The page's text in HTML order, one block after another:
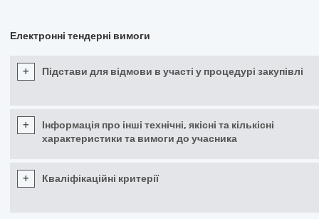
Електронні тендерні вимоги
+ Підстави для відмови в участі у процедурі закупівлі
+
Інформація про інші технічні, якісні та кількісні
характеристики та вимоги до учасника
+ Кваліфікаційні критерії